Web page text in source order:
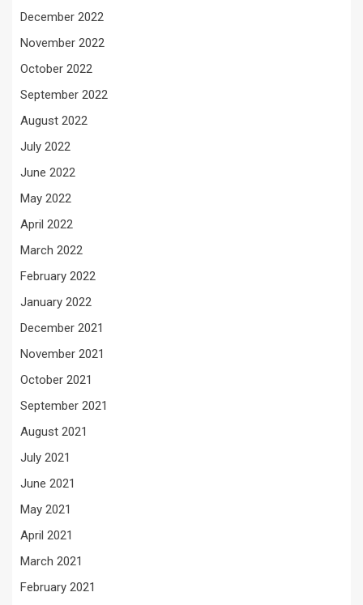
December 2022
November 2022
October 2022
September 2022
August 2022
July 2022
June 2022
May 2022
April 2022
March 2022
February 2022
January 2022
December 2021
November 2021
October 2021
September 2021
August 2021
July 2021
June 2021
May 2021
April 2021
March 2021
February 2021